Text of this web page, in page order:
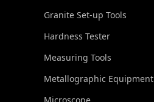
Granite Set-up Tools
Hardness Tester
Measuring Tools
Metallographic Equipment